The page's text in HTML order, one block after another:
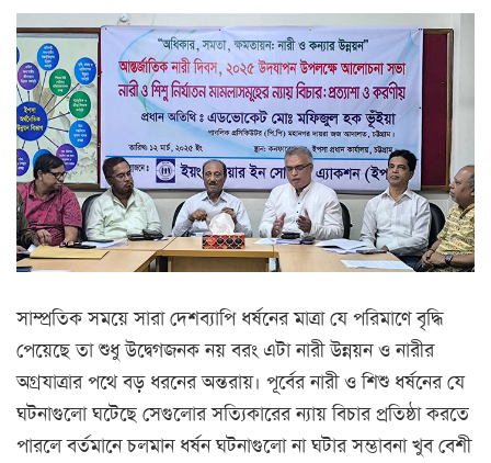
সাম্প্রতিক সময়ে সারা দেশব্যাপি ধর্ষনের মাত্রা যে পরিমাণে বৃদ্ধি
পেয়েছে তা শুধু উদ্বেগজনক নয় বরং এটা নারী উন্নয়ন ও নারীর
অগ্রযাত্রার পথে বড় ধরনের অন্তরায়। পূর্বের নারী ও শিশু ধর্ষনের যে
ঘটনাগুলো ঘটেছে সেগুলোর সত্যিকারের ন্যায় বিচার প্রতিষ্ঠা করতে
পারলে বর্তমানে চলমান ধর্ষন ঘটনাগুলো না ঘটার সম্ভাবনা খুব বেশী